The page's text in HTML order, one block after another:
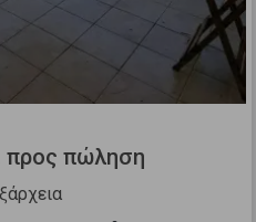
προς πώληση